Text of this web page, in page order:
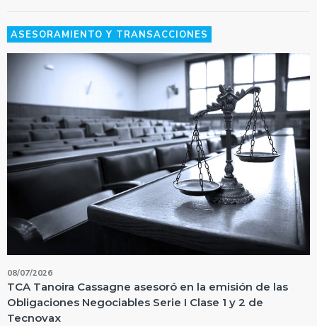
ASESORAMIENTO Y TRANSACCIONES
08/07/2026
TCA Tanoira Cassagne asesoró en la emisión de las
Obligaciones Negociables Serie I Clase 1 y 2 de
Tecnovax